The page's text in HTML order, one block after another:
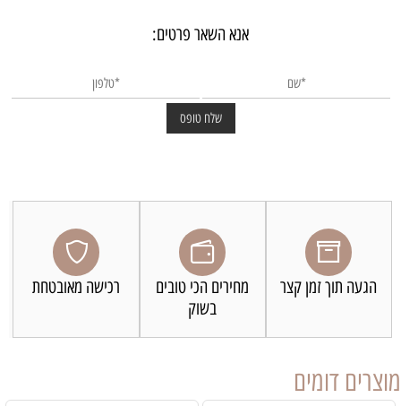
אנא השאר פרטים:
הגעה תוך זמן קצר
מחירים הכי טובים
בשוק
רכישה מאובטחת
מוצרים דומים